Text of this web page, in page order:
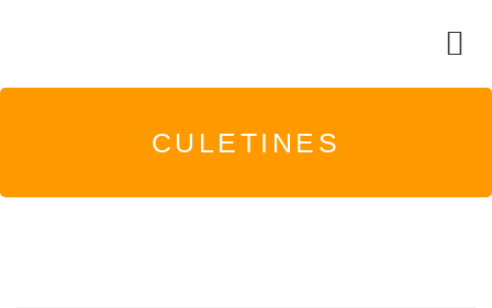
CULETINES